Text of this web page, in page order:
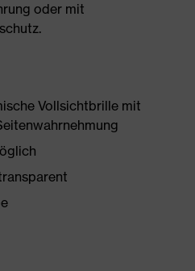
oder mit
Vollsichtbrille mit